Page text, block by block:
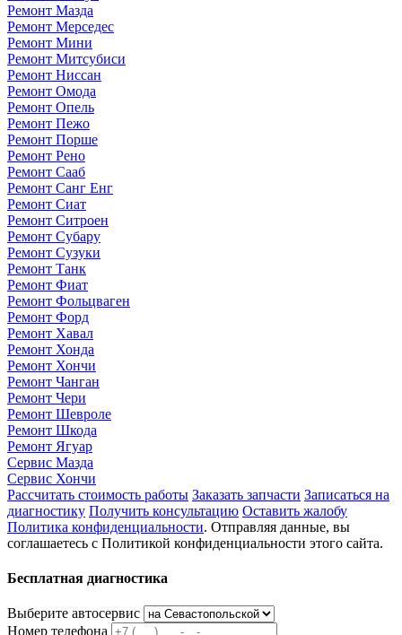
Ремонт Мазда
Ремонт Мерседес
Ремонт Мини
Ремонт Митсубиси
Ремонт Ниссан
Ремонт Омода
Ремонт Опель
Ремонт Пежо
Ремонт Порше
Ремонт Рено
Ремонт Сааб
Ремонт Санг Енг
Ремонт Сиат
Ремонт Ситроен
Ремонт Субару
Ремонт Сузуки
Ремонт Танк
Ремонт Фиат
Ремонт Фольцваген
Ремонт Форд
Ремонт Хавал
Ремонт Хонда
Ремонт Хончи
Ремонт Чанган
Ремонт Чери
Ремонт Шевроле
Ремонт Шкода
Ремонт Ягуар
Сервис Мазда
Сервис Хончи
Рассчитать стоимость работы Заказать запчасти Записаться на
диагностику Получить консультацию Оставить жалобу
Политика конфиденциальности. Отправляя данные, вы
соглашаетесь с Политикой конфиденциальности этого сайта.
Бесплатная диагностика
Выберите автосервис
Номер телефона